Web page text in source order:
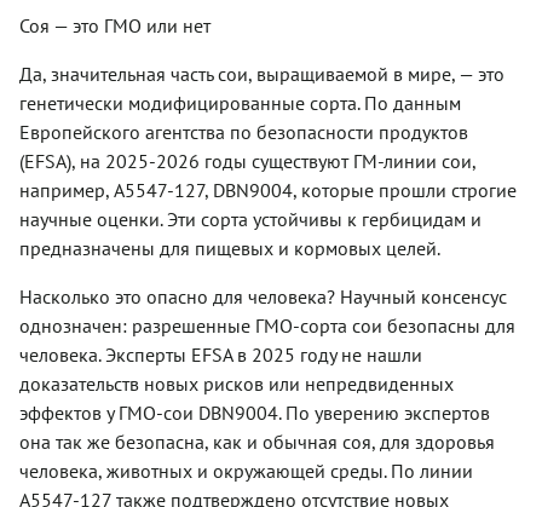
Соя — это ГМО или нет
Да, значительная часть сои, выращиваемой в мире, — это
генетически модифицированные сорта. По данным
Европейского агентства по безопасности продуктов
(EFSA), на 2025-2026 годы существуют ГМ-линии сои,
например, A5547-127, DBN9004, которые прошли строгие
научные оценки. Эти сорта устойчивы к гербицидам и
предназначены для пищевых и кормовых целей.
Насколько это опасно для человека? Научный консенсус
однозначен: разрешенные ГМО-сорта сои безопасны для
человека. Эксперты EFSA в 2025 году не нашли
доказательств новых рисков или непредвиденных
эффектов у ГМО-сои DBN9004. По уверению экспертов
она так же безопасна, как и обычная соя, для здоровья
человека, животных и окружающей среды. По линии
A5547-127 также подтверждено отсутствие новых